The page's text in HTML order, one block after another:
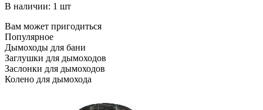
В наличии: 1 шт
Вам может пригодиться
Популярное
Дымоходы для бани
Заглушки для дымоходов
Заслонки для дымоходов
Колено для дымохода